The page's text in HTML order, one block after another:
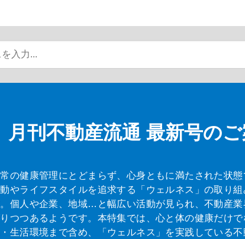
月刊不動産流通 最新号の
常の健康管理にとどまらず、心身ともに満たされた状
やライフスタイルを追求する「ウェルネス」の取り組
個人や企業、地域…と幅広い活動が見られ、不動産
つつあるようです。本特集では、心と体の健康だけ
生活環境まで含め、「ウェルネス」を実践している不